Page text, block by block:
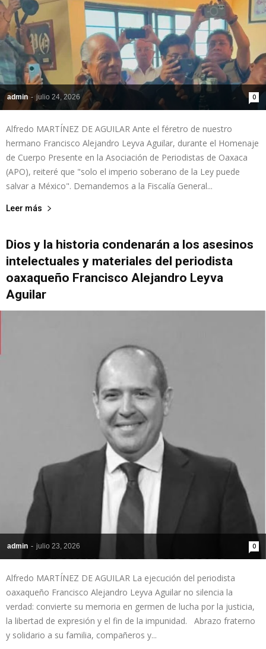
admin - julio 24, 2026 0
Alfredo MARTÍNEZ DE AGUILAR Ante el féretro de nuestro
hermano Francisco Alejandro Leyva Aguilar, durante el Homenaje
de Cuerpo Presente en la Asociación de Periodistas de Oaxaca
(APO), reiteré que "solo el imperio soberano de la Ley puede
salvar a México". Demandemos a la Fiscalía General...
Leer más
Dios y la historia condenarán a los asesinos
intelectuales y materiales del periodista
oaxaqueño Francisco Alejandro Leyva
Aguilar
admin - julio 23, 2026 0
Alfredo MARTÍNEZ DE AGUILAR La ejecución del periodista
oaxaqueño Francisco Alejandro Leyva Aguilar no silencia la
verdad: convierte su memoria en germen de lucha por la justicia,
la libertad de expresión y el fin de la impunidad. Abrazo fraterno
y solidario a su familia, compañeros y...